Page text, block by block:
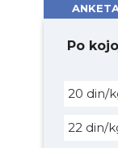
Po
20 din/
22 din/